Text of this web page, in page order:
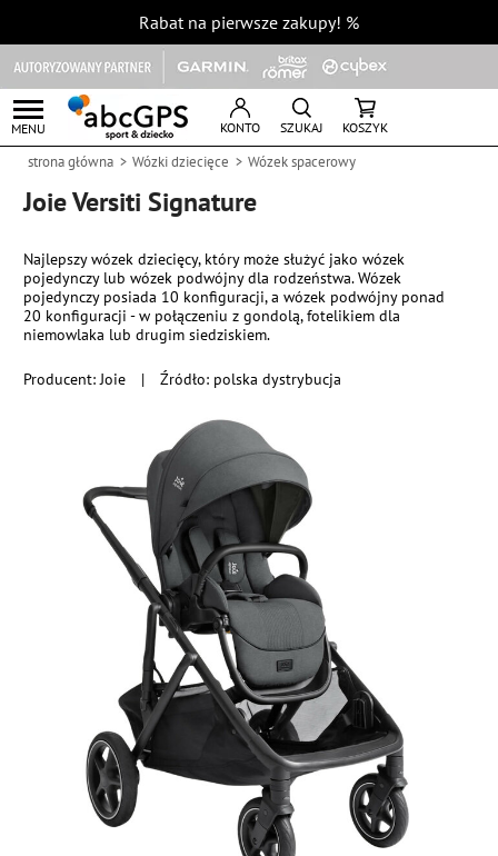
Rabat na pierwsze zakupy! %
MENU KONTO SZUKAJ KOSZYK
strona główna Wózki dziecięce Wózek spacerowy
Joie Versiti Signature
Producent:Joie | Źródło: polska dystrybucja
Najlepszy wózek dziecięcy, który może służyć jako wózek
pojedynczy lub wózek podwójny dla rodzeństwa. Wózek
pojedynczy posiada 10 konfiguracji, a wózek podwójny ponad
20 konfiguracji - w połączeniu z gondolą, fotelikiem dla
niemowlaka lub drugim siedziskiem.